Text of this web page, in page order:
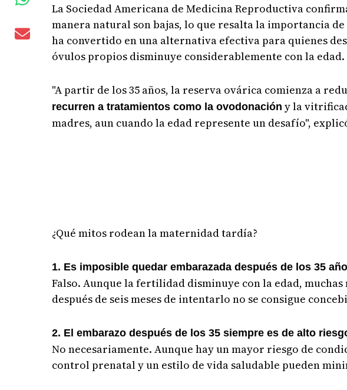
La Sociedad Americana de Medicina Reproductiva
manera natural son bajas, lo que resalta la importancia
ha convertido en una alternativa efectiva para quienes
óvulos propios disminuye considerablemente con la edad.
"A partir de los 35 años, la reserva ovárica comienza a
recurren a tratamientos como la ovodonación y la
madres, aun cuando la edad represente un desafío",
¿Qué mitos rodean la maternidad tardía?
1. Es imposible quedar embarazada después de los 35
Falso. Aunque la fertilidad disminuye con la edad,
después de seis meses de intentarlo no se consigue
2. El embarazo después de los 35 siempre es de alto
No necesariamente. Aunque hay un mayor riesgo de
control prenatal y un estilo de vida saludable pueden